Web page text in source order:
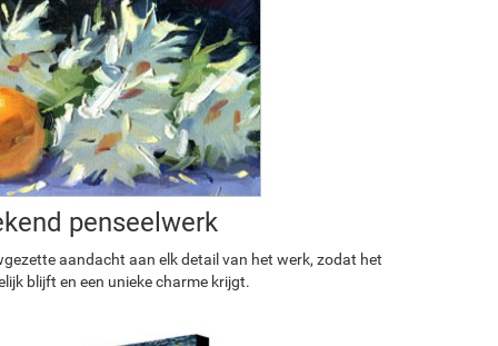
penseelwerk
aandacht aan elk detail van het werk, zodat het
blijft en een unieke charme krijgt.